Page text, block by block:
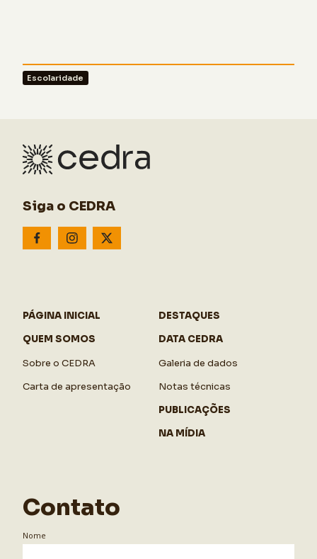
Escolaridade
Siga o CEDRA
PÁGINA INICIAL
QUEM SOMOS
Sobre o CEDRA
Carta de apresentação
DESTAQUES
DATA CEDRA
Galeria de dados
Notas técnicas
PUBLICAÇÕES
NA MÍDIA
Contato
Nome